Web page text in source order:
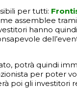
per tutti:
assemblee
hanno
potrà quindi
per poter
poi gli investitori